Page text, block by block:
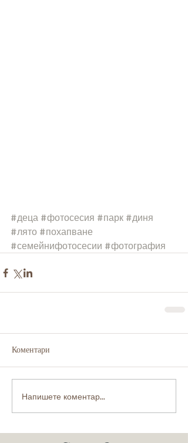
#деца #фотосесия #парк #диня
#лято #похапване
#семейнифотосесии #фотография
Коментари
Напишете коментар...